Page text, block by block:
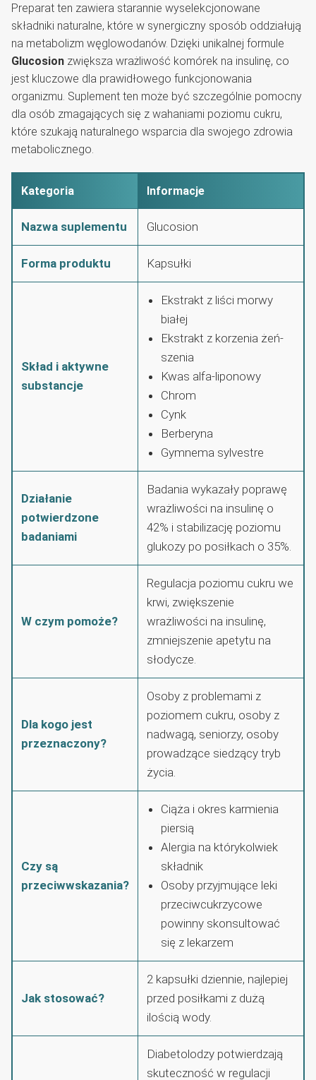
Preparat ten zawiera starannie wyselekcjonowane
składniki naturalne, które w synergiczny sposób oddziałują
na metabolizm węglowodanów. Dzięki unikalnej formule
Glucosion zwiększa wrażliwość komórek na insulinę, co
jest kluczowe dla prawidłowego funkcjonowania
organizmu. Suplement ten może być szczególnie pomocny
dla osób zmagających się z wahaniami poziomu cukru,
które szukają naturalnego wsparcia dla swojego zdrowia
metabolicznego.
Kategoria Informacje
Nazwa suplementu Glucosion
Forma produktu Kapsułki
Skład i aktywne
substancje
Ekstrakt z liści morwy
białej
Ekstrakt z korzenia żeń-
szenia
Kwas alfa-liponowy
Chrom
Cynk
Berberyna
Gymnema sylvestre
Działanie
potwierdzone
badaniami
Badania wykazały poprawę
wrażliwości na insulinę o
42% i stabilizację poziomu
glukozy po posiłkach o 35%.
W czym pomoże?
Regulacja poziomu cukru we
krwi, zwiększenie
wrażliwości na insulinę,
zmniejszenie apetytu na
słodycze.
Dla kogo jest
przeznaczony?
Osoby z problemami z
poziomem cukru, osoby z
nadwagą, seniorzy, osoby
prowadzące siedzący tryb
życia.
Czy są
przeciwwskazania?
Ciąża i okres karmienia
piersią
Alergia na którykolwiek
składnik
Osoby przyjmujące leki
przeciwcukrzycowe
powinny skonsultować
się z lekarzem
Jak stosować?
2 kapsułki dziennie, najlepiej
przed posiłkami z dużą
ilością wody.
Diabetolodzy potwierdzają
skuteczność w regulacji